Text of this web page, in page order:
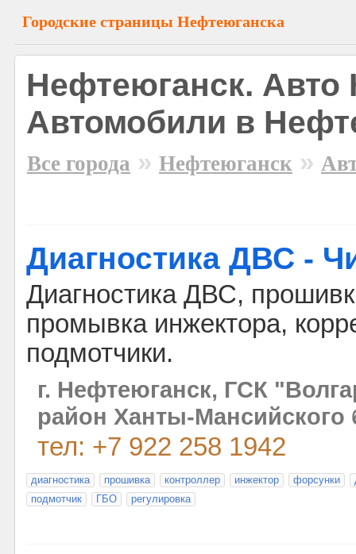
Городские страницы Нефтеюганска
Нефтеюганск. Авто
Автомобили в
Все города » Нефтеюганск »
Диагностика ДВС -
Диагностика ДВС,
промывка инжектора,
подмотчики.
г. Нефтеюганск, ГСК
район Ханты-Мансийского
тел: +7 922 258 1942
диагностика прошивка контроллер инжектор форсунки
подмотчик
ГБО регулировка